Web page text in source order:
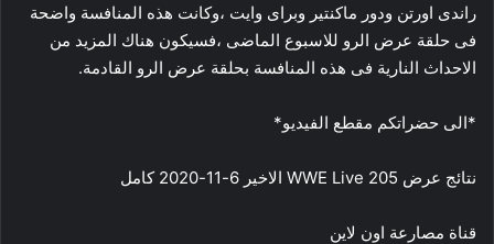
راندى اورتن ودور ماكنتير وبراى وايت ،وكانت هذه المنافسة واضحة
فى حلقة عرض الرو للاسبوع الماضى ،فسيكون هناك المزيد من
الاحداث النارية فى هذه المنافسة بحلقة عرض الرو القادمة.
*الى حضراتكم مقطع الفيديو*
نتائج عرض WWE Live 205 الاخير 6-11-2020 كامل
قناة مصارعة اون لاين